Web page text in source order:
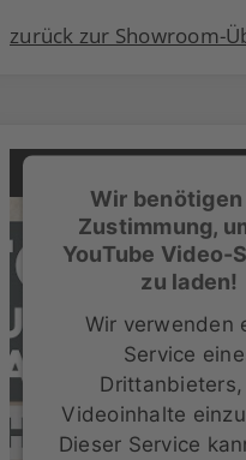
zurück zur Showroom-
Wir benötigen
Zustimmung,
YouTube Video-
zu laden!
Wir verwenden
Service
Drittanbieters,
Videoinhalte
Dieser Service